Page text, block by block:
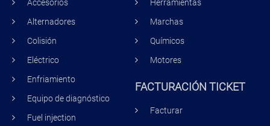
Accesorios
Alternadores
Colisión
Eléctrico
Enfriamiento
Equipo de diagnóstico
Fuel injection
Herramientas
Marchas
Químicos
Motores
FACTURACIÓN TICKET
Facturar